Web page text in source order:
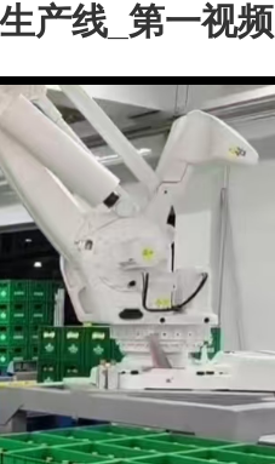
产线_第一视频